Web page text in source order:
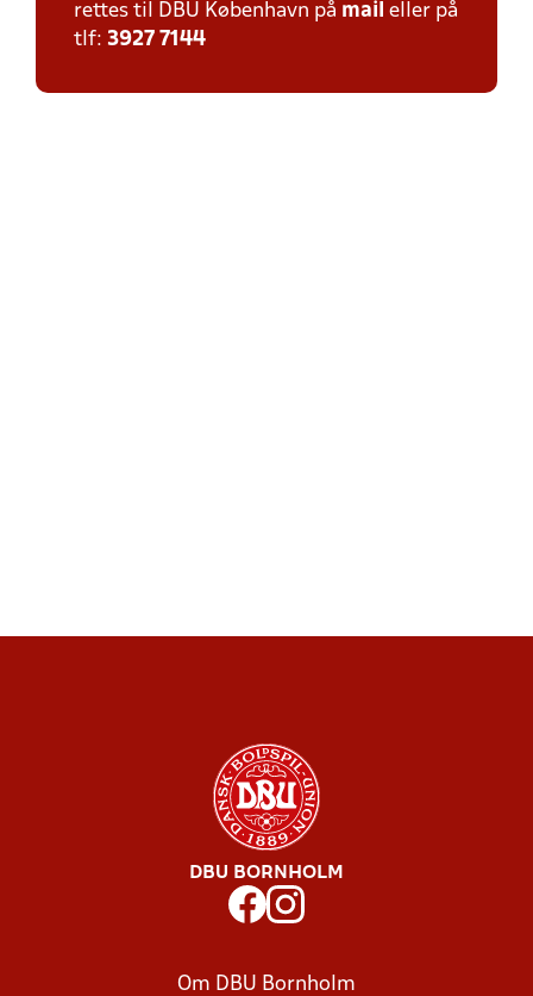
rettes til DBU København på mail eller på
tlf: 3927 7144
DBU BORNHOLM
Om DBU Bornholm